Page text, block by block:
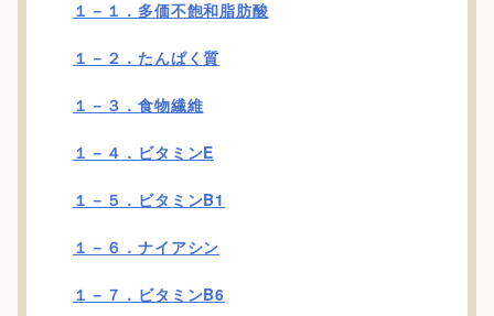
１－１．多価不飽和脂肪酸
１－２．たんぱく質
１－３．食物繊維
１－４．ビタミンE
１－５．ビタミンB1
１－６．ナイアシン
１－７．ビタミンB6